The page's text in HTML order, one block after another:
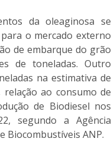
da oleaginosa se
o mercado externo
de embarque do grão
de toneladas. Outro
na estimativa de
ao consumo de
de Biodiesel nos
segundo a Agência
Biocombustíveis ANP.